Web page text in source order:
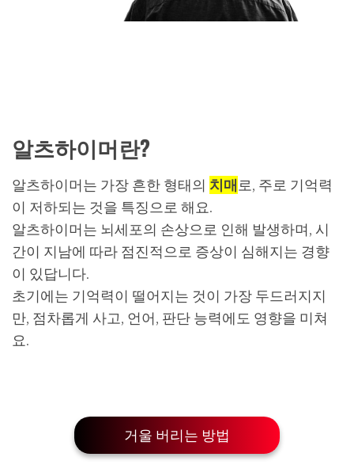
알츠하이머란?
알츠하이머는 가장 흔한 형태의 치매로, 주로 기억력
이 저하되는 것을 특징으로 해요.
알츠하이머는 뇌세포의 손상으로 인해 발생하며, 시
간이 지남에 따라 점진적으로 증상이 심해지는 경향
이 있답니다.
초기에는 기억력이 떨어지는 것이 가장 두드러지지
만, 점차롭게 사고, 언어, 판단 능력에도 영향을 미쳐
요.
거울 버리는 방법